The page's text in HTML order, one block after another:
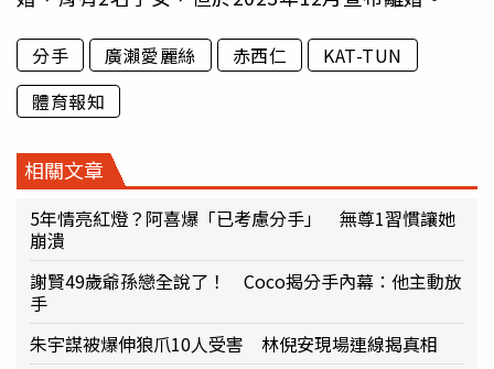
分手 廣瀨愛麗絲 赤西仁
KAT-TUN
體育報知
相關文章
5年情亮紅燈？阿喜爆「已考慮分手」 無尊1習慣讓她
崩潰
謝賢49歲爺孫戀全說了！ Coco揭分手內幕：他主動放
手
朱宇謀被爆伸狼爪10人受害 林倪安現場連線揭真相